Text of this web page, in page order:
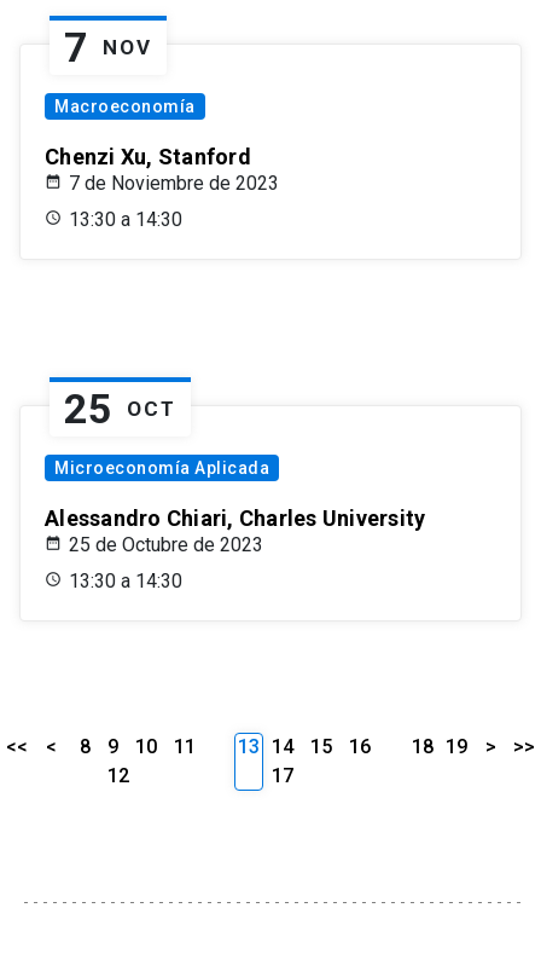
7 NOV
Macroeconomía
Chenzi Xu, Stanford
7 de Noviembre de 2023
13:30 a 14:30
25 OCT
Microeconomía Aplicada
Alessandro Chiari, Charles University
25 de Octubre de 2023
13:30 a 14:30
<< < 8 9 10
11
12
13 14 15
16
17
18 19 > >>